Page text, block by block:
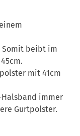
Somit beibt im
mit 41cm
Halsband immer
Gurtpolster.